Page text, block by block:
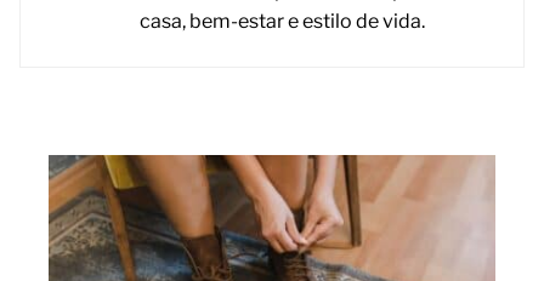
casa, bem-estar e estilo de vida.